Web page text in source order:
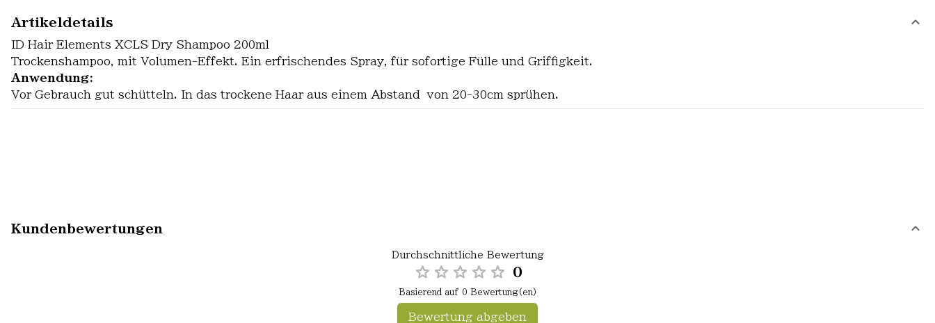
Artikeldetails
ID Hair Elements XCLS Dry Shampoo 200ml
Trockenshampoo, mit Volumen-Effekt. Ein erfrischendes Spray, für sofortige Fülle und Griffigkeit.
Anwendung:
Vor Gebrauch gut schütteln. In das trockene Haar aus einem Abstand von 20-30cm sprühen.
Kundenbewertungen
Durchschnittliche Bewertung
0
Basierend auf 0 Bewertung(en)
Bewertung abgeben